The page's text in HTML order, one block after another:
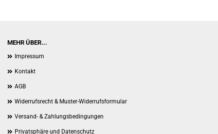
MEHR ÜBER...
Impressum
Kontakt
AGB
Widerrufsrecht & Muster-Widerrufsformular
Versand- & Zahlungsbedingungen
Privatsphäre und Datenschutz